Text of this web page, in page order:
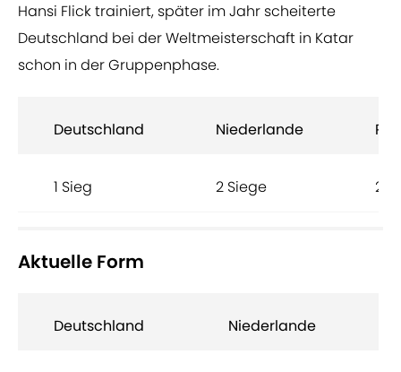
Hansi Flick trainiert, später im Jahr scheiterte
Deutschland bei der Weltmeisterschaft in Katar
schon in der Gruppenphase.
Deutschland Niederlande
1 Sieg 2 Siege 2
Aktuelle Form
Deutschland Niederlande